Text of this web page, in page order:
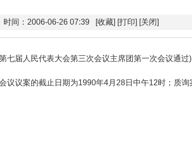
时间：2006-06-26 07:39 [收藏] [打印] [关闭]
七届人民代表大会第三次会议主席团第一次会议通过)
议议案的截止日期为1990年4月28日中午12时；质询